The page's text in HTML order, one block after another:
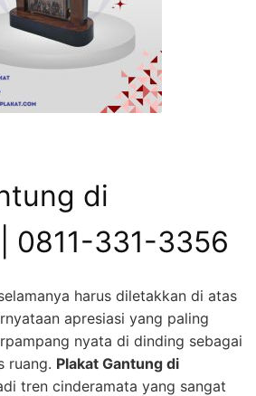
di
0811-331-3356
harus diletakkan di atas
apresiasi yang paling
nyata di dinding sebagai
ruang. Plakat Gantung di
tren cinderamata yang sangat